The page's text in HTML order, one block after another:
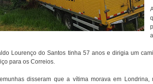
Lourenço do Santos tinha 57 anos e dirigia um
para os Correios.
disseram que a vítima morava em